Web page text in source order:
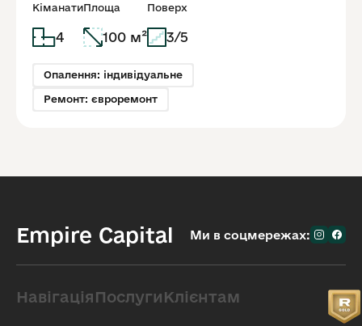
Кіманати
4
Площа
100 м²
Поверх
3/5
Опалення: індивідуальне
Ремонт: євроремонт
Empire Capital Ми в соцмережах:
НавігаціяПослугиКлієнтам